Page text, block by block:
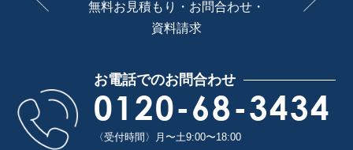
無料お見積もり・お問合わせ・
資料請求
お電話でのお問合わせ
0120-68-3434
〈受付時間〉月〜土9:00〜18:00